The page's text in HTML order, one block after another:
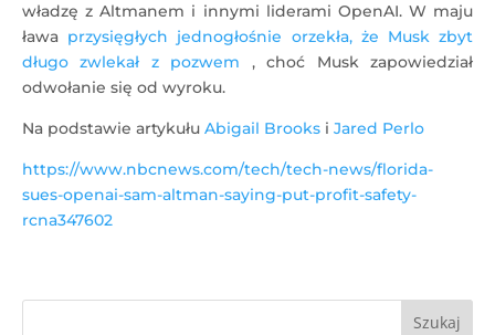
władzę z Altmanem i innymi liderami OpenAI. W maju
ława przysięgłych jednogłośnie orzekła, że ​​Musk zbyt
długo zwlekał z pozwem , choć Musk zapowiedział
odwołanie się od wyroku.
Na podstawie artykułu Abigail Brooks i Jared Perlo
https://www.nbcnews.com/tech/tech-news/florida-
sues-openai-sam-altman-saying-put-profit-safety-
rcna347602
Szukaj